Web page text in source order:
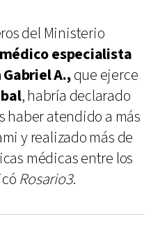
del Ministerio
médico especialista
A.,que ejerce
, habría declarado
haber atendido a más
y realizado más de
médicas entre los
Rosario3.